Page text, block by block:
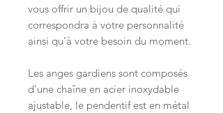
vous offrir un bijou de qualité qui
correspondra à votre personnalité
ainsi qu'à votre besoin du moment.
Les anges gardiens sont composés
d'une chaîne en acier inoxydable
ajustable, le pendentif est en métal